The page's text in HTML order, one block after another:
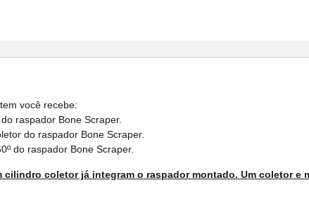
você recebe:
raspador Bone Scraper.
do raspador Bone Scraper.
do raspador Bone Scraper.
cilindro coletor já integram o raspador montado. Um coletor